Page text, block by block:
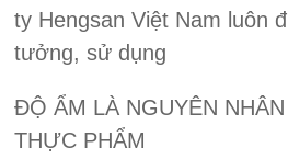
ty Hengsan Việt Nam luôn
tưởng, sử dụng
ĐỘ ẨM LÀ NGUYÊN
THỰC PHẨM